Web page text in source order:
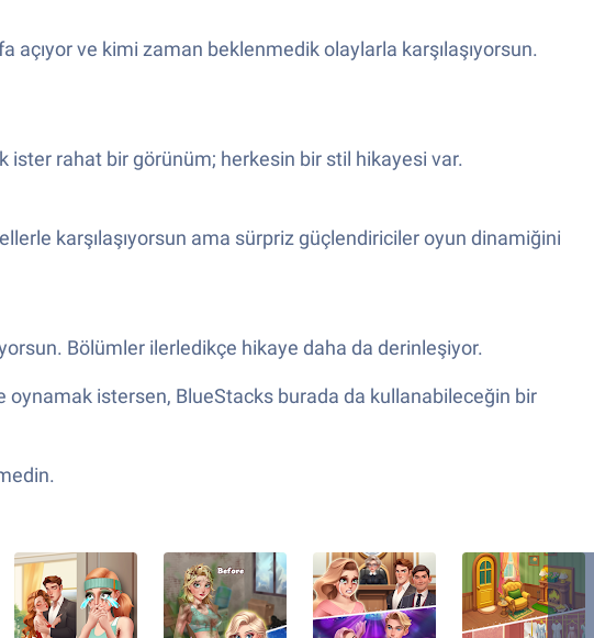
ve kimi zaman beklenmedik olaylarla karşılaşıyorsun.
ister rahat bir görünüm; herkesin bir stil hikayesi var.
karşılaşıyorsun ama sürpriz güçlendiriciler oyun dinamiğini
Bölümler ilerledikçe hikaye daha da derinleşiyor.
oynamak istersen, BlueStacks burada da kullanabileceğin bir